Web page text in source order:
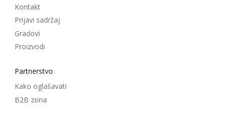
Kontakt
Prijavi sadržaj
Gradovi
Proizvodi
Partnerstvo
Kako oglašavati
B2B zona